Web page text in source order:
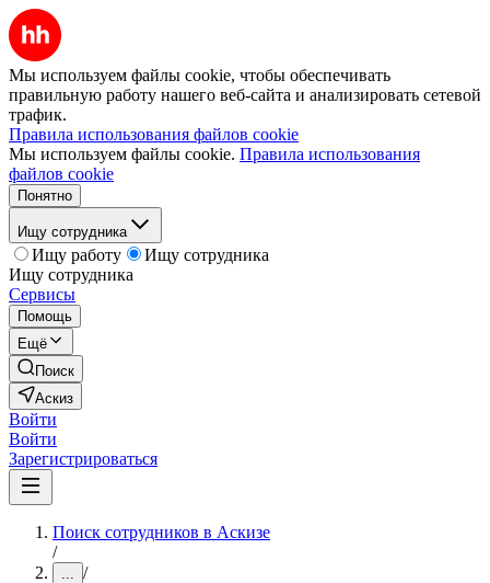
Мы используем файлы cookie, чтобы обеспечивать
правильную работу нашего веб-сайта и анализировать сетевой
трафик.
Правила использования файлов cookie
Мы используем файлы cookie. Правила использования
файлов cookie
Понятно
Ищу сотрудника
Ищу работу
Ищу сотрудника
Ищу сотрудника
Сервисы
Помощь
Ещё
Поиск
Аскиз
Войти
Войти
Зарегистрироваться
Поиск сотрудников в Аскизе
/
... /